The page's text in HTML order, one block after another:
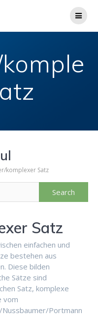
komplexer Satz
Satz
einfachen und
bestehen aus
Diese bilden
Sätze sind
Satz, komplexe
vom
Portmann